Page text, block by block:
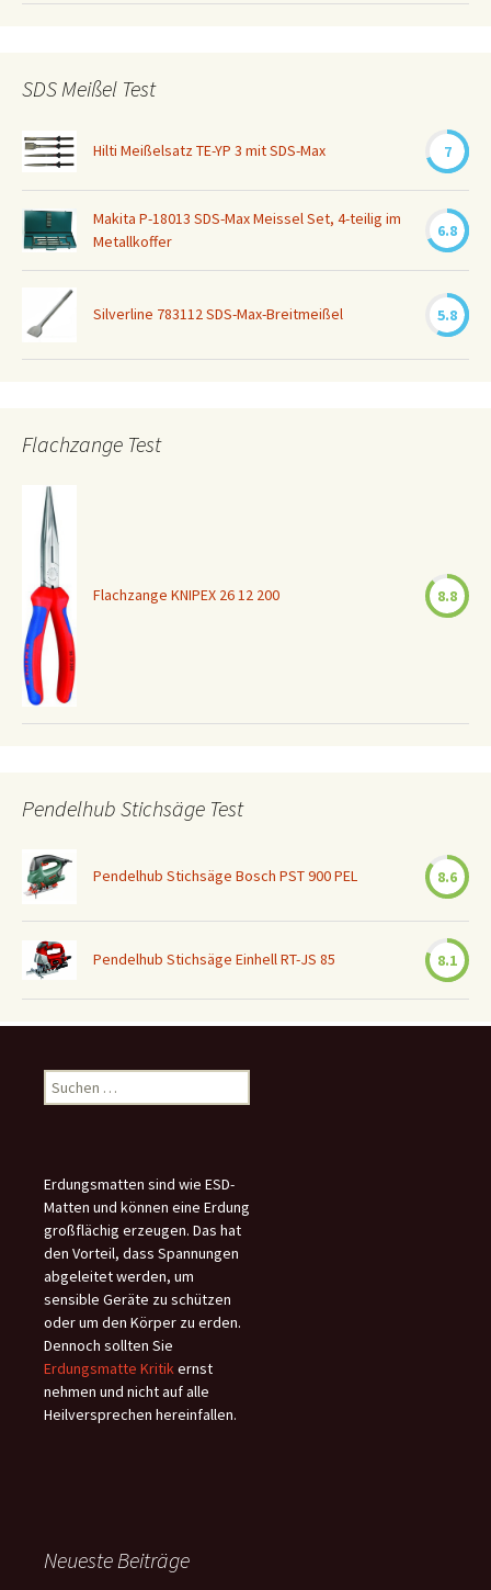
SDS Meißel Test
Hilti Meißelsatz TE-YP 3 mit SDS-Max 7
Makita P-18013 SDS-Max Meissel Set, 4-teilig im
Metallkoffer
6.8
Silverline 783112 SDS-Max-Breitmeißel 5.8
Flachzange Test
Flachzange KNIPEX 26 12 200 8.8
Pendelhub Stichsäge Test
Pendelhub Stichsäge Bosch PST 900 PEL 8.6
Pendelhub Stichsäge Einhell RT-JS 85 8.1
Suchen
nach:
Erdungsmatten sind wie ESD-
Matten und können eine Erdung
großflächig erzeugen. Das hat
den Vorteil, dass Spannungen
abgeleitet werden, um
sensible Geräte zu schützen
oder um den Körper zu erden.
Dennoch sollten Sie
Erdungsmatte Kritikernst
nehmen und nicht auf alle
Heilversprechen hereinfallen.
Neueste Beiträge